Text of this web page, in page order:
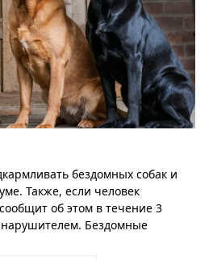
бездомных собак и
Также, если человек
об этом в течение 3
нарушителем. Бездомные